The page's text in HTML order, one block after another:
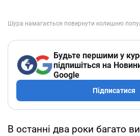
Будьте першими у
підпишіться на
Google
Підписатися
В останні два роки багато